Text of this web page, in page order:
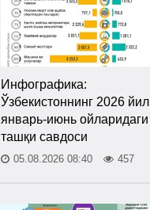
Инфографика:
Ўзбекистоннинг 2026 йил
январь-июнь ойларидаги
ташқи савдоси
05.08.2026 08:40 457